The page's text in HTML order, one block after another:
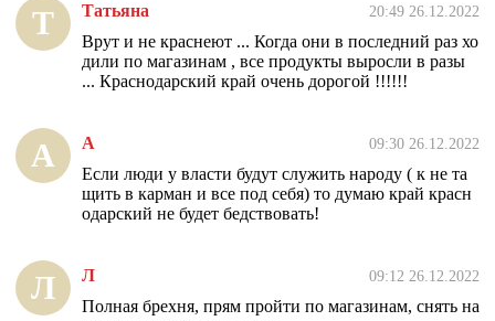
Т Татьяна 20:49 26.12.2022
Врут и не краснеют ... Когда они в последний раз хо
дили по магазинам , все продукты выросли в разы
... Краснодарский край очень дорогой !!!!!!
А А 09:30 26.12.2022
Если люди у власти будут служить народу ( к не та
щить в карман и все под себя) то думаю край красн
одарский не будет бедствовать!
Л Л 09:12 26.12.2022
Полная брехня, прям пройти по магазинам, снять на